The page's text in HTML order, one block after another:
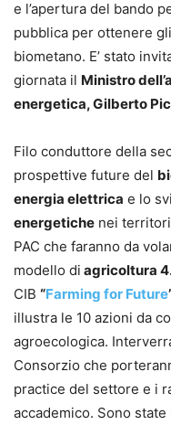
e l’apertura del bando
pubblica per ottenere
biometano. E’ stato
giornata il Ministro
energetica, Gilberto
Filo conduttore della
prospettive future del
energia elettrica e lo
energetiche nei
PAC che faranno da
modello di agricoltura
CIB “Farming for Future
illustra le 10 azioni da
agroecologica.
Consorzio che
practice del settore e i
accademico. Sono